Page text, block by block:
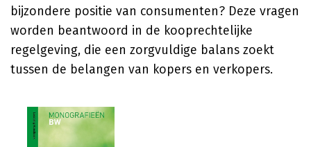
bijzondere positie van consumenten? Deze vragen
worden beantwoord in de kooprechtelijke
regelgeving, die een zorgvuldige balans zoekt
tussen de belangen van kopers en verkopers.